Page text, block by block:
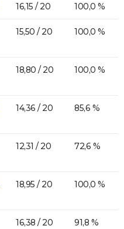
16,15 / 20 100,0 %
15,50 / 20 100,0 %
18,80 / 20 100,0 %
14,36 / 20 85,6 %
12,31 / 20 72,6 %
18,95 / 20 100,0 %
16,38 / 20 91,8 %